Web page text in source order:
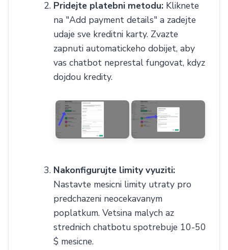
Pridejte platebni metodu: Kliknete
na "Add payment details" a zadejte
udaje sve kreditni karty. Zvazte
zapnuti automatickeho dobijet, aby
vas chatbot neprestal fungovat, kdyz
dojdou kredity.
Nakonfigurujte limity vyuziti:
Nastavte mesicni limity utraty pro
predchazeni neocekavanym
poplatkum. Vetsina malych az
strednich chatbotu spotrebuje 10-50
$ mesicne.